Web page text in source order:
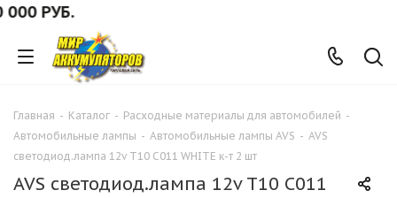
РУБ.
Главная - Каталог - Расходные материалы для автомобилей -
Автомобильные лампы - Автомобильные лампы AVS - AVS
светодиод.лампа 12v T10 C011 WHITE к-т 2 шт
AVS светодиод.лампа 12v T10 C011